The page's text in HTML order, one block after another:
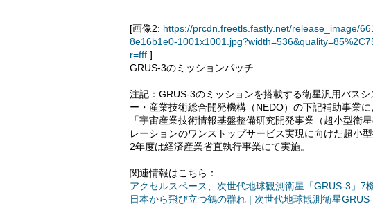
[画像2: https://prcdn.freetls.fastly.net/release_image/
8e16b1e0-
r=fff ]
GRUS-3のミッションパッチ
注記：GRUS-3のミッションを搭載する衛星汎用バス
ー・産業技術総合開発機構（NEDO）の下記補助事業に
「宇宙産業技術情報基盤整備研究開発事業（超小型衛
レーションのワンストップサービス実現に向けた超
2年度は経済産業省直執行事業にて実施。
関連情報はこちら：
アクセルスペース、次世代地球観測衛星「GRUS-3」7
日本から飛び立つ鶴の群れ | 次世代地球観測衛星